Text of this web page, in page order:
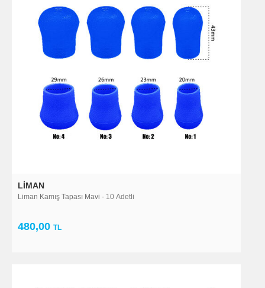
LIMAN
Liman Kamış Tapası Mavi - 10 Adetli
480,00 TL